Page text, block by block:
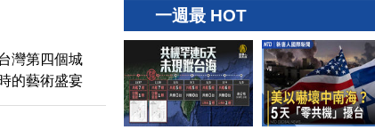
灣第四個城
的藝術盛宴
一週最 HOT